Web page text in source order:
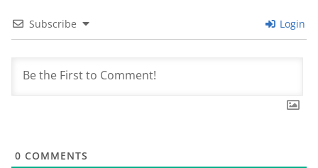
Subscribe Login
0 COMMENTS